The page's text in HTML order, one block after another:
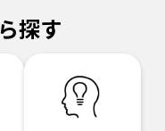
探す